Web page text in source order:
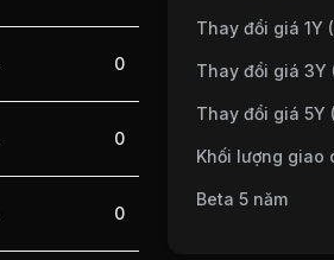
0
0
0
Thay đổi giá 1Y
Thay đổi giá 3Y
Thay đổi giá 5Y
Khối lượng giao
Beta 5 năm